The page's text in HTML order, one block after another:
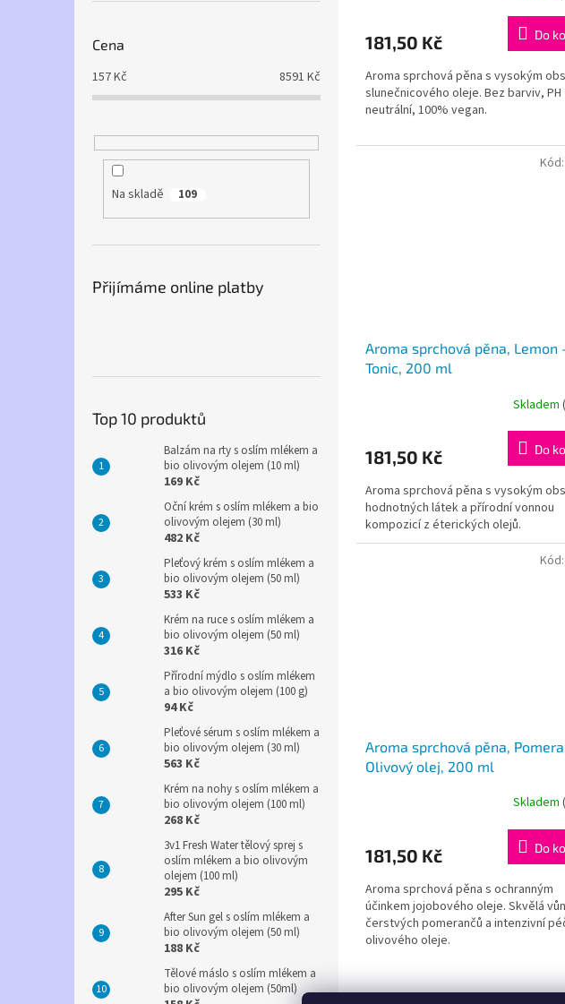
Cena
157Kč 8591 Kč
Na skladě 109
Přijímáme online platby
Top 10 produktů
Balzám na rty s oslím mlékem a
bio olivovým olejem (10 ml)
169 Kč
Oční krém s oslím mlékem a bio
olivovým olejem (30 ml)
482 Kč
Pleťový krém s oslím mlékem a
bio olivovým olejem (50 ml)
533 Kč
Krém na ruce s oslím mlékem a
bio olivovým olejem (50 ml)
316 Kč
Přírodní mýdlo s oslím mlékem
a bio olivovým olejem (100 g)
94 Kč
Pleťové sérum s oslím mlékem a
bio olivovým olejem (30 ml)
563 Kč
Krém na nohy s oslím mlékem a
bio olivovým olejem (100 ml)
268 Kč
3v1 Fresh Water tělový sprej s
oslím mlékem a bio olivovým
olejem (100 ml)
295 Kč
After Sun gel s oslím mlékem a
bio olivovým olejem (50 ml)
188 Kč
Tělové máslo s oslím mlékem a
bio olivovým olejem (50ml)
181,50 Kč Do
Aroma sprchová pěna s vysokým
slunečnicového oleje. Bez barviv, PH
neutrální, 100% vegan.
Aroma sprchová pěna, Lemon
Tonic, 200 ml
Skladem
181,50 Kč Do
Aroma sprchová pěna s vysokým
hodnotných látek a přírodní vonnou
kompozicí z éterických olejů.
Kód:
Aroma sprchová pěna,
Olivový olej, 200 ml
Skladem
181,50 Kč Do
Aroma sprchová pěna s ochranným
účinkem jojobového oleje. Skvělá
čerstvých pomerančů a intenzivní
olivového oleje.
Kód: